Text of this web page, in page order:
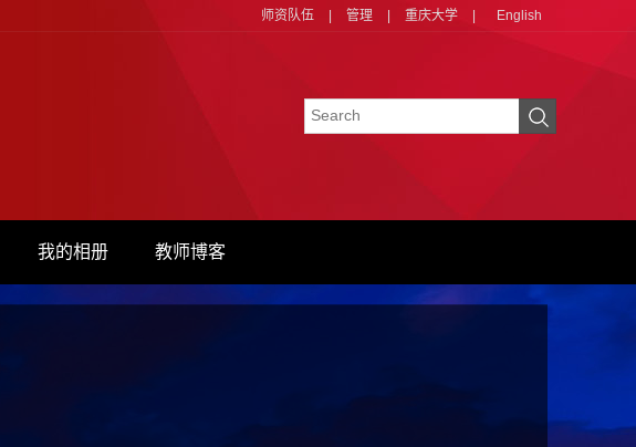
师资队伍 管理 重庆大学 English
我的相册 教师博客